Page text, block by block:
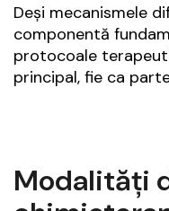
Deși mecanismele
componentă
protocoale
principal, fie ca
Modalități